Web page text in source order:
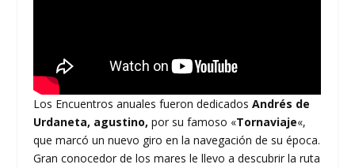
Los Encuentros anuales fueron dedicadosAndrés de
Urdaneta, agustino,por su famoso «Tornaviaje«,
que marcó un nuevo giro en la navegación de su época.
Gran conocedor de los mares le llevo a descubrir la ruta